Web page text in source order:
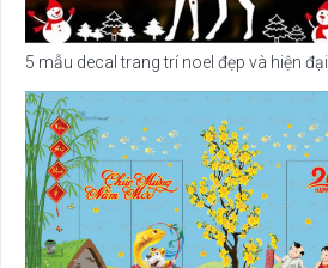
5 mẫu decal trang trí noel đẹp và hiện đại